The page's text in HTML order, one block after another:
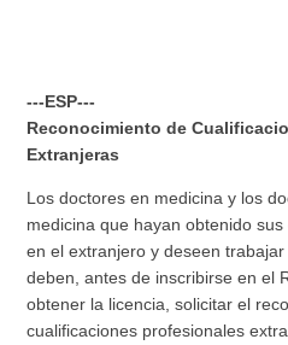
---ESP---
Reconocimiento de
Extranjeras
Los doctores en medicina y los
medicina que hayan obtenido
en el extranjero y deseen
deben, antes de inscribirse en el
obtener la licencia, solicitar el
cualificaciones profesionales